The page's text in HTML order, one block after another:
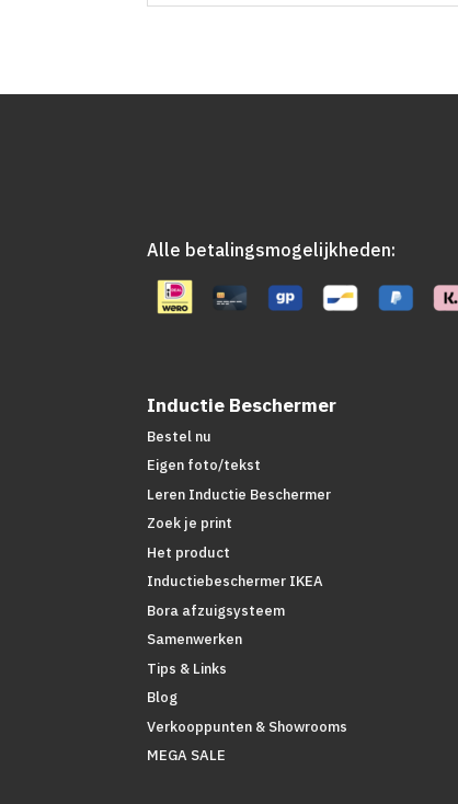
Alle betalingsmogelijkheden:
Inductie Beschermer
Bestel nu
Eigen foto/tekst
Leren Inductie Beschermer
Zoek je print
Het product
Inductiebeschermer IKEA
Bora afzuigsysteem
Samenwerken
Tips & Links
Blog
Verkooppunten & Showrooms
MEGA SALE